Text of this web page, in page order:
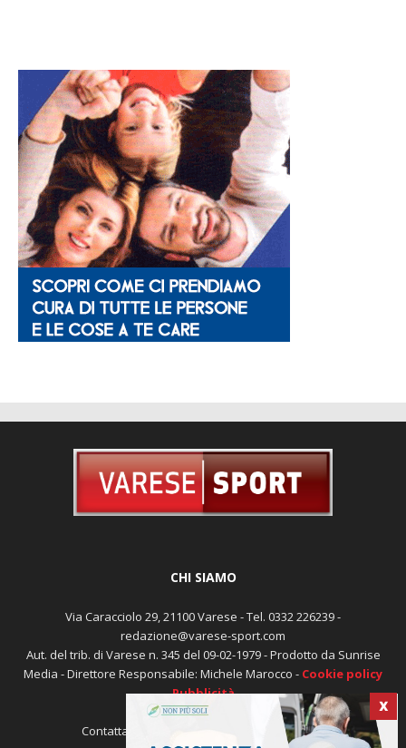
X
CHI SIAMO
Via Caracciolo 29, 21100 Varese - Tel. 0332 226239 -
redazione@varese-sport.com
Aut. del trib. di Varese n. 345 del 09-02-1979 - Prodotto da Sunrise
Media - Direttore Responsabile: Michele Marocco - Cookie policy
Pubblicità
Contattaci: redazione@varese-sport.com